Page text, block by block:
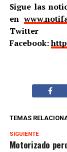
Sigue las
en
Facebook:
TEMAS
SIGUIENTE
Motorizado